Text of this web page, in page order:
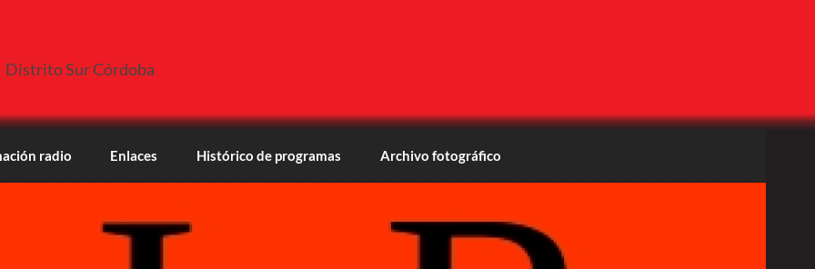
Distrito Sur Córdoba
radio Enlaces Histórico de programas Archivo fotográfico